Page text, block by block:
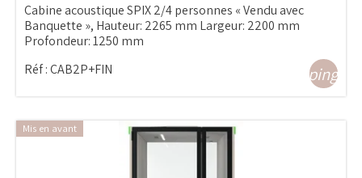
Cabine acoustique SPIX 2/4 personnes « Vendu avec
Banquette », Hauteur: 2265 mm Largeur: 2200 mm
Profondeur: 1250 mm
Réf :CAB2P+FIN
Mis en avant